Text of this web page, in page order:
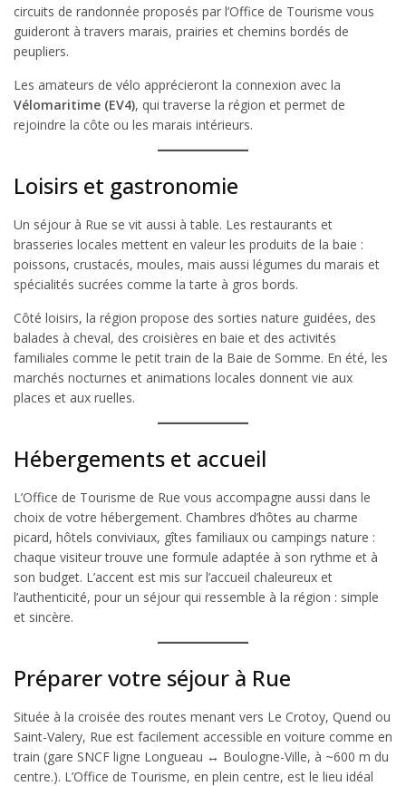
circuits de randonnée proposés par l’Office de Tourisme vous
guideront à travers marais, prairies et chemins bordés de
peupliers.
Les amateurs de vélo apprécieront la connexion avec la
Vélomaritime (EV4), qui traverse la région et permet de
rejoindre la côte ou les marais intérieurs.
Loisirs et gastronomie
Un séjour à Rue se vit aussi à table. Les restaurants et
brasseries locales mettent en valeur les produits de la baie :
poissons, crustacés, moules, mais aussi légumes du marais et
spécialités sucrées comme la tarte à gros bords.
Côté loisirs, la région propose des sorties nature guidées, des
balades à cheval, des croisières en baie et des activités
familiales comme le petit train de la Baie de Somme. En été, les
marchés nocturnes et animations locales donnent vie aux
places et aux ruelles.
Hébergements et accueil
L’Office de Tourisme de Rue vous accompagne aussi dans le
choix de votre hébergement. Chambres d’hôtes au charme
picard, hôtels conviviaux, gîtes familiaux ou campings nature :
chaque visiteur trouve une formule adaptée à son rythme et à
son budget. L’accent est mis sur l’accueil chaleureux et
l’authenticité, pour un séjour qui ressemble à la région : simple
et sincère.
Préparer votre séjour à Rue
Située à la croisée des routes menant vers Le Crotoy, Quend ou
Saint-Valery, Rue est facilement accessible en voiture comme en
train (gare SNCF ligne Longueau ↔ Boulogne-Ville, à ~600 m du
centre.). L’Office de Tourisme, en plein centre, est le lieu idéal